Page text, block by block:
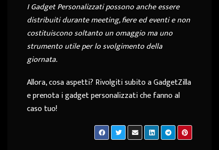
I Gadget Personalizzati possono anche essere
distribuiti durante meeting, fiere ed eventi e non
costituiscono soltanto un omaggio ma uno
strumento utile per lo svolgimento della
giornata.
Allora, cosa aspetti? Rivolgiti subito a GadgetZilla
e prenota i gadget personalizzati che fanno al
caso tuo!